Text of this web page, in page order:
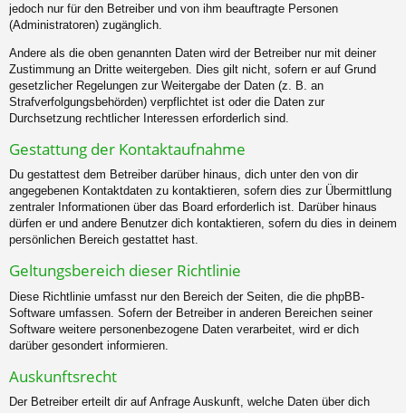
jedoch nur für den Betreiber und von ihm beauftragte Personen
(Administratoren) zugänglich.
Andere als die oben genannten Daten wird der Betreiber nur mit deiner
Zustimmung an Dritte weitergeben. Dies gilt nicht, sofern er auf Grund
gesetzlicher Regelungen zur Weitergabe der Daten (z. B. an
Strafverfolgungsbehörden) verpflichtet ist oder die Daten zur
Durchsetzung rechtlicher Interessen erforderlich sind.
Gestattung der Kontaktaufnahme
Du gestattest dem Betreiber darüber hinaus, dich unter den von dir
angegebenen Kontaktdaten zu kontaktieren, sofern dies zur Übermittlung
zentraler Informationen über das Board erforderlich ist. Darüber hinaus
dürfen er und andere Benutzer dich kontaktieren, sofern du dies in deinem
persönlichen Bereich gestattet hast.
Geltungsbereich dieser Richtlinie
Diese Richtlinie umfasst nur den Bereich der Seiten, die die phpBB-
Software umfassen. Sofern der Betreiber in anderen Bereichen seiner
Software weitere personenbezogene Daten verarbeitet, wird er dich
darüber gesondert informieren.
Auskunftsrecht
Der Betreiber erteilt dir auf Anfrage Auskunft, welche Daten über dich